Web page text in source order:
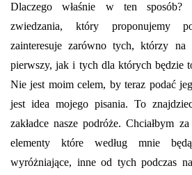
Dlaczego właśnie w ten sposób?
zwiedzania, który proponujemy
zainteresuje zarówno tych, którzy na
pierwszy, jak i tych dla których będzie
Nie jest moim celem, by teraz podać
jest idea mojego pisania. To
zakładce nasze podróże. Chciałbym
elementy które według mnie
wyróżniające, inne od tych podczas